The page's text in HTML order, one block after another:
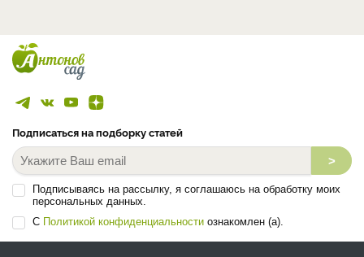
Подписаться на подборку статей
>
Подписываясь на рассылку, я соглашаюсь на обработку моих
персональных данных.
С Политикой конфиденциальности ознакомлен (а).